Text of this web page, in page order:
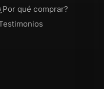
qué comprar?